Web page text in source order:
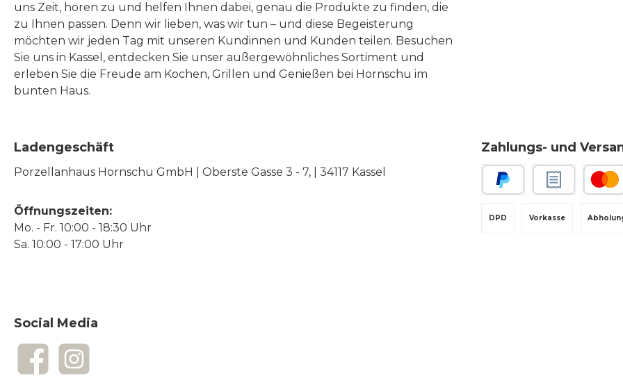
uns Zeit, hören zu und helfen Ihnen dabei, genau die Produkte zu finden, die
zu Ihnen passen. Denn wir lieben, was wir tun – und diese Begeisterung
möchten wir jeden Tag mit unseren Kundinnen und Kunden teilen. Besuchen
Sie uns in Kassel, entdecken Sie unser außergewöhnliches Sortiment und
erleben Sie die Freude am Kochen, Grillen und Genießen bei Hornschu im
bunten Haus.
Ladengeschäft
Porzellanhaus Hornschu GmbH | Oberste Gasse 3 - 7, | 34117 Kassel
Öffnungszeiten:
Mo. - Fr. 10:00 - 18:30 Uhr
Sa. 10:00 - 17:00 Uhr
Zahlungs- und
Vorkasse
DPD
Social Media
FacebookInstagram